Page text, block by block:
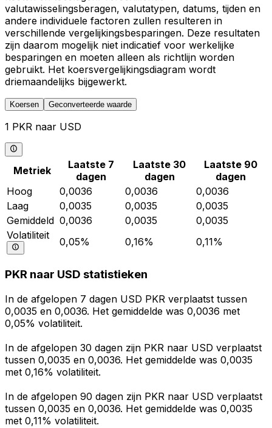
valutawisselingsberagen, valutatypen, datums, tijden en
andere individuele factoren zullen resulteren in
verschillende vergelijkingsbesparingen. Deze resultaten
zijn daarom mogelijk niet indicatief voor werkelijke
besparingen en moeten alleen als richtlijn worden
gebruikt. Het koersvergelijkingsdiagram wordt
driemaandelijks bijgewerkt.
Koersen Geconverteerde waarde
1 PKR naar USD
Metriek
Laatste 7
dagen
Laatste 30
dagen
Laatste 90
dagen
Hoog
0,0036 0,0036
0,0036
Laag
0,0035 0,0035
0,0035
Gemiddeld 0,0036 0,0035
0,0035
Volatiliteit
0,05% 0,16% 0,11%
PKR naar USD statistieken
In de afgelopen 7 dagen USD PKR verplaatst tussen
0,0035 en 0,0036. Het gemiddelde was 0,0036 met
0,05% volatiliteit.
In de afgelopen 30 dagen zijn PKR naar USD verplaatst
tussen 0,0035 en 0,0036. Het gemiddelde was 0,0035
met 0,16% volatiliteit.
In de afgelopen 90 dagen zijn PKR naar USD verplaatst
tussen 0,0035 en 0,0036. Het gemiddelde was 0,0035
met 0,11% volatiliteit.